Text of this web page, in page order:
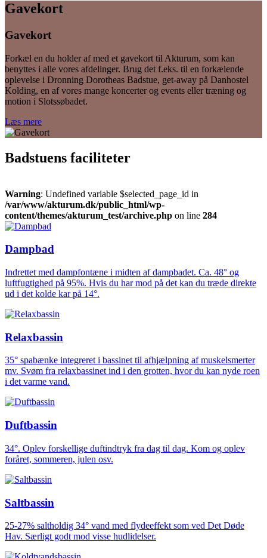
Gavekort
Gavekort
Forkæl en du holder af med et gavekort til Akturum, som kan
benyttes i alle vores afdelinger. Brug det f.eks. til en forkælende
oplevelse i Dronning Dorotheas Badstue, get-away på Danhostel
Kolding, en af vores mange koncerter og events eller træning og
motion i Slotssøbadet.
Læs mere
Badstuens faciliteter
Warning: Undefined variable $selected_page_id in
/var/www/akturum.dk/public_html/wp-
content/themes/akturum_test/archive.php on line 284
Dampbad
Indrettet med dampfontæne i midten af dampbadet. Ca. 48° og
luftfugtighed på 95%. Hvis du har mod på det kan du træde direkte
ud i det kolde kar på 14°.
Relaxbassin
35° spabænke integreret i bassinet til afhjælpning af muskelsmerter
mv. Svøm fra relaxbassinet ind i den grotten, hvor du kan nyde roen
i det varme vand.
Duftbassin
34°. Oplev forskellige duftindtryk fra dag til dag. Kom og oplev
foråret, sommeren, julen osv.
Saltbassin
25-27% saltholdig 34° vand med flydeeffekt som ved Det Døde
Hav. Særligt godt mod visse hudlidelser.